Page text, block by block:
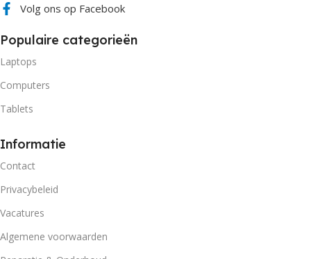
Volg ons op Facebook
Populaire categorieën
Laptops
Computers
Tablets
Informatie
Contact
Privacybeleid
Vacatures
Algemene voorwaarden